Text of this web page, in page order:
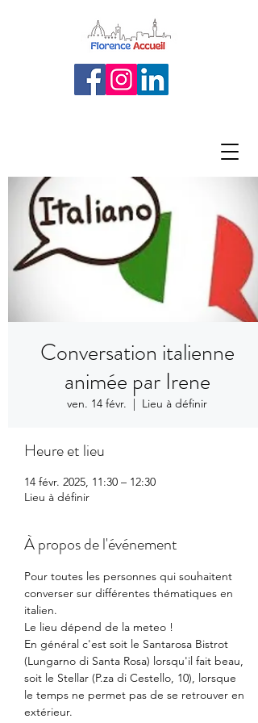
Conversation italienne
animée par Irene
ven. 14 févr.
  |
Lieu à définir
Heure et lieu
14 févr. 2025, 11:30 – 12:30
Lieu à définir
À propos de l'événement
Pour toutes les personnes qui souhaitent
converser sur différentes thématiques en
italien.
Le lieu dépend de la meteo !
En général c'est soit le Santarosa Bistrot
(Lungarno di Santa Rosa) lorsqu'il fait beau,
soit le Stellar (P.za di Cestello, 10), lorsque
le temps ne permet pas de se retrouver en
extérieur.